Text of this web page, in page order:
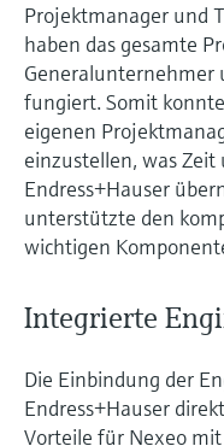
Projektmanager und
haben das gesamte
Generalunternehmer
fungiert. Somit
eigenen
einzustellen, was
Endress+Hauser
unterstützte den
wichtigen
Integrierte
Die Einbindung der
Endress+Hauser
Vorteile für Nexeo mit